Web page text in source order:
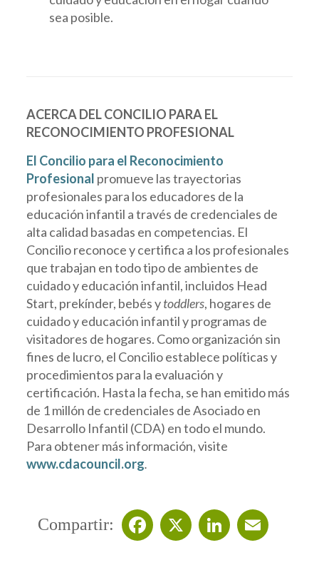
sea posible.
ACERCA DEL CONCILIO PARA EL
RECONOCIMIENTO PROFESIONAL
El Concilio para el Reconocimiento
Profesional promueve las trayectorias
profesionales para los educadores de la
educación infantil a través de credenciales de
alta calidad basadas en competencias. El
Concilio reconoce y certifica a los profesionales
que trabajan en todo tipo de ambientes de
cuidado y educación infantil, incluidos Head
Start, prekínder, bebés ytoddlers, hogares de
cuidado y educación infantil y programas de
visitadores de hogares. Como organización sin
fines de lucro, el Concilio establece políticas y
procedimientos para la evaluación y
certificación. Hasta la fecha, se han emitido más
de 1 millón de credenciales de Asociado en
Desarrollo Infantil (CDA) en todo el mundo.
Para obtener más información, visite
www.cdacouncil.org.
Compartir: